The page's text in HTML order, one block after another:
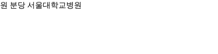
원 분당 서울대학교병원